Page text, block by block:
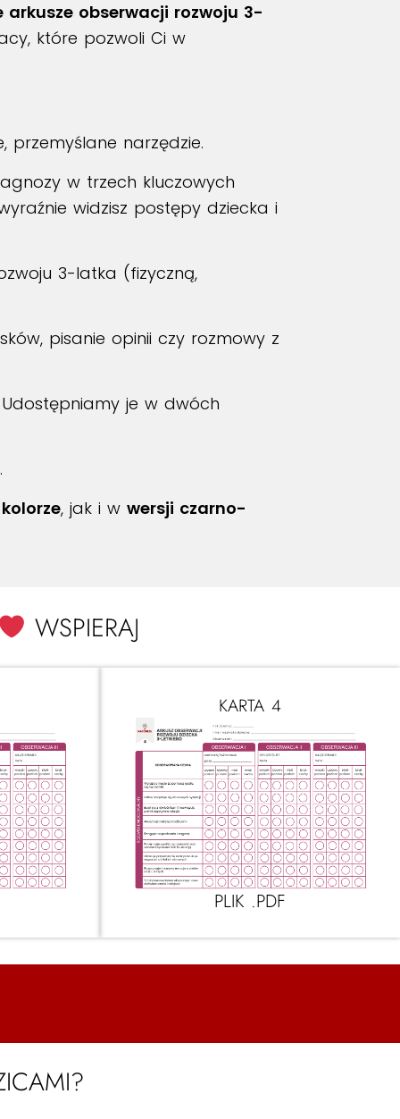
arkusze obserwacji rozwoju 3-
które pozwoli Ci w
przemyślane narzędzie.
w trzech kluczowych
widzisz postępy dziecka i
3-latka (fizyczną,
pisanie opinii czy rozmowy z
je w dwóch
kolorze, jak i w wersji czarno-
WSPIERAJ
KARTA 4
PLIK .PDF